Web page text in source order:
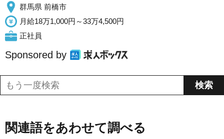
群馬県 前橋市
月給18万1,000円～33万4,500円
正社員
Sponsored by
関連語をあわせて調べる